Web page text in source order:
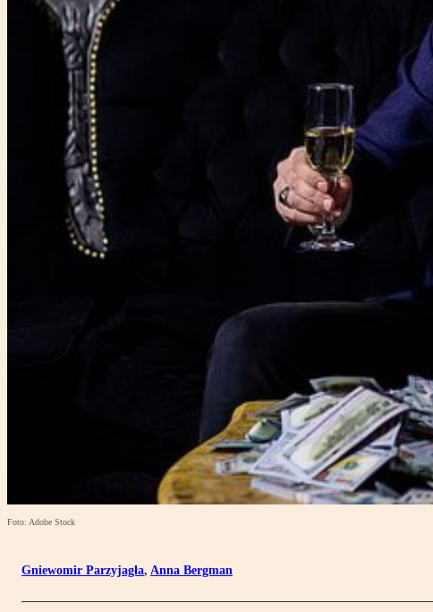
Foto: Adobe Stock
Gniewomir Parzyjagła, Anna Bergman